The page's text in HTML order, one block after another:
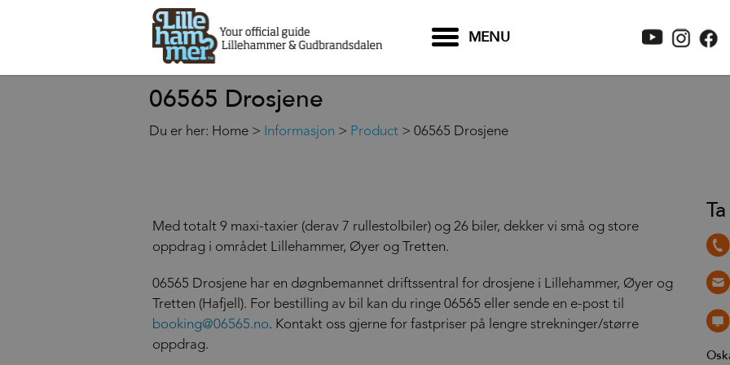
MENU
06565 Drosjene
Du er her: Home > Informasjon > Product > 06565 Drosjene
Med totalt 9 maxi-taxier (derav 7 rullestolbiler) og 26 biler, dekker vi små og store
oppdrag i området Lillehammer, Øyer og Tretten.
06565 Drosjene har en døgnbemannet driftssentral for drosjene i Lillehammer, Øyer og
Tretten (Hafjell). For bestilling av bil kan du ringe 06565 eller sende en e-post til
booking@06565.no. Kontakt oss gjerne for fastpriser på lengre strekninger/større
oppdrag.